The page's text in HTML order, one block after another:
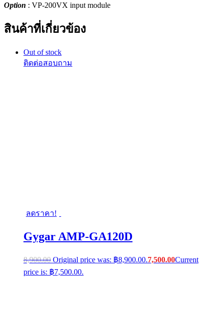
Option : VP-200VX input module
สินค้าที่เกี่ยวข้อง
Out of stock
ลดราคา!
Gygar AMP-GA120D
8,900.00 Original price was: ฿8,900.00.7,500.00Current
price is: ฿7,500.00.